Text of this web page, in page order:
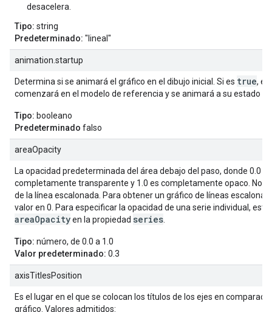
desacelera.
Tipo: string
Predeterminado: "lineal"
animation.startup
Determina si se animará el gráfico en el dibujo inicial. Si es true, el
comenzará en el modelo de referencia y se animará a su estado
Tipo: booleano
Predeterminado falso
areaOpacity
La opacidad predeterminada del área debajo del paso, donde 0.0 es
completamente transparente y 1.0 es completamente opaco. No
de la línea escalonada. Para obtener un gráfico de líneas
valor en 0. Para especificar la opacidad de una serie individual,
areaOpacityen la propiedad series
Tipo: número, de 0.0 a 1.0
Valor predeterminado: 0.3
axisTitlesPosition
Es el lugar en el que se colocan los títulos de los ejes en
gráfico. Valores admitidos: